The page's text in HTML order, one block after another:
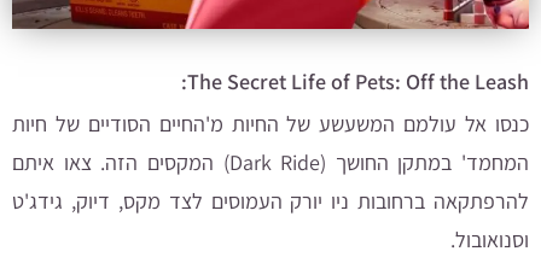
The Secret Life of Pets: Off the Leash:
כנסו אל עולמם המשעשע של החיות מ'החיים הסודיים של חיות
המחמד' במתקן החושך (Dark Ride) המקסים הזה. צאו איתם
להרפתקאה ברחובות ניו יורק העמוסים לצד מקס, דיוק, גידג'ט
וסנואובול.